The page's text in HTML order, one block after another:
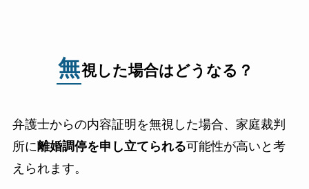
無視した場合はどうなる？
弁護士からの内容証明を無視した場合、家庭裁判
所に離婚調停を申し立てられる可能性が高いと考
えられます。